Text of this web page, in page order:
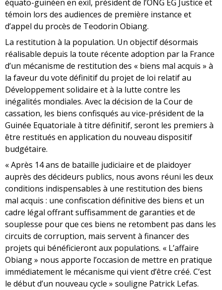
équato-guinéen en exil, président de l’ONG EG Justice et
témoin lors des audiences de première instance et
d’appel du procès de Teodorin Obiang.
La restitution à la population. Un objectif désormais
réalisable depuis la toute récente adoption par la France
d’un mécanisme de restitution des « biens mal acquis » à
la faveur du vote définitif du projet de loi relatif au
Développement solidaire et à la lutte contre les
inégalités mondiales. Avec la décision de la Cour de
cassation, les biens confisqués au vice-président de la
Guinée Equatoriale à titre définitif, seront les premiers à
être restitués en application du nouveau dispositif
budgétaire.
« Après 14 ans de bataille judiciaire et de plaidoyer
auprès des décideurs publics, nous avons réuni les deux
conditions indispensables à une restitution des biens
mal acquis : une confiscation définitive des biens et un
cadre légal offrant suffisamment de garanties et de
souplesse pour que ces biens ne retombent pas dans les
circuits de corruption, mais servent à financer des
projets qui bénéficieront aux populations. « L’affaire
Obiang » nous apporte l’occasion de mettre en pratique
immédiatement le mécanisme qui vient d’être créé. C’est
le début d’un nouveau cycle » souligne Patrick Lefas.